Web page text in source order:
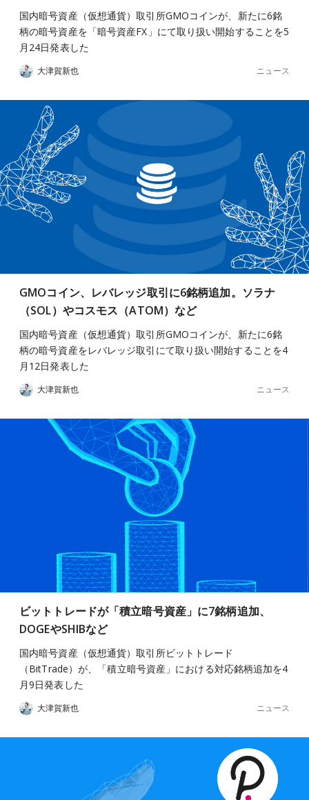
国内暗号資産（仮想通貨）取引所GMOコインが、新たに6銘
柄の暗号資産を「暗号資産FX」にて取り扱い開始することを5
月24日発表した
大津賀新也 ニュース
GMOコイン、レバレッジ取引に6銘柄追加。ソラナ
（SOL）やコスモス（ATOM）など
国内暗号資産（仮想通貨）取引所GMOコインが、新たに6銘
柄の暗号資産をレバレッジ取引にて取り扱い開始することを4
月12日発表した
大津賀新也 ニュース
ビットトレードが「積立暗号資産」に7銘柄追加、
DOGEやSHIBなど
国内暗号資産（仮想通貨）取引所ビットトレード
（BitTrade）が、「積立暗号資産」における対応銘柄追加を4
月9日発表した
大津賀新也 ニュース